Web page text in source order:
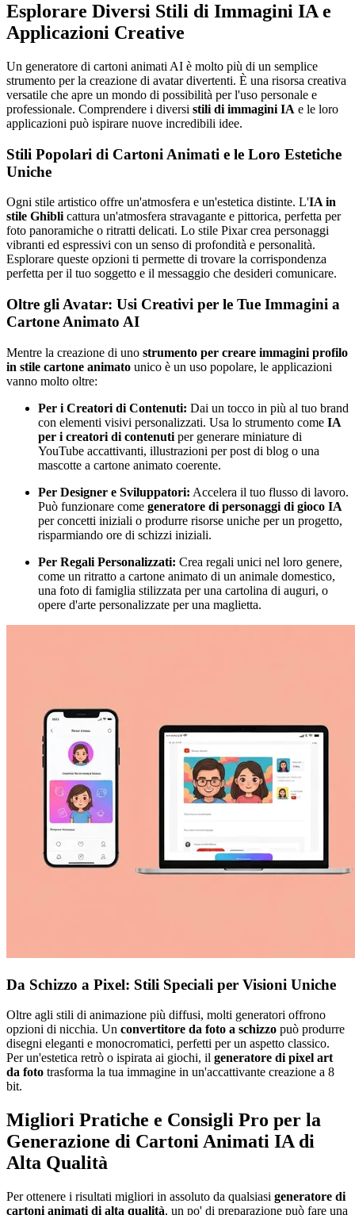
Esplorare Diversi Stili di Immagini IA e
Applicazioni Creative
Un generatore di cartoni animati AI è molto più di un semplice
strumento per la creazione di avatar divertenti. È una risorsa creativa
versatile che apre un mondo di possibilità per l'uso personale e
professionale. Comprendere i diversi stili di immagini IA e le loro
applicazioni può ispirare nuove incredibili idee.
Stili Popolari di Cartoni Animati e le Loro Estetiche
Uniche
Ogni stile artistico offre un'atmosfera e un'estetica distinte. L'IA in
stile Ghibli cattura un'atmosfera stravagante e pittorica, perfetta per
foto panoramiche o ritratti delicati. Lo stile Pixar crea personaggi
vibranti ed espressivi con un senso di profondità e personalità.
Esplorare queste opzioni ti permette di trovare la corrispondenza
perfetta per il tuo soggetto e il messaggio che desideri comunicare.
Oltre gli Avatar: Usi Creativi per le Tue Immagini a
Cartone Animato AI
Mentre la creazione di uno strumento per creare immagini profilo
in stile cartone animato unico è un uso popolare, le applicazioni
vanno molto oltre:
Per i Creatori di Contenuti: Dai un tocco in più al tuo brand
con elementi visivi personalizzati. Usa lo strumento come IA
per i creatori di contenuti per generare miniature di
YouTube accattivanti, illustrazioni per post di blog o una
mascotte a cartone animato coerente.
Per Designer e Sviluppatori: Accelera il tuo flusso di lavoro.
Può funzionare come generatore di personaggi di gioco IA
per concetti iniziali o produrre risorse uniche per un progetto,
risparmiando ore di schizzi iniziali.
Per Regali Personalizzati: Crea regali unici nel loro genere,
come un ritratto a cartone animato di un animale domestico,
una foto di famiglia stilizzata per una cartolina di auguri, o
opere d'arte personalizzate per una maglietta.
Da Schizzo a Pixel: Stili Speciali per Visioni Uniche
Oltre agli stili di animazione più diffusi, molti generatori offrono
opzioni di nicchia. Un convertitore da foto a schizzo può produrre
disegni eleganti e monocromatici, perfetti per un aspetto classico.
Per un'estetica retrò o ispirata ai giochi, il generatore di pixel art
da foto trasforma la tua immagine in un'accattivante creazione a 8
bit.
Migliori Pratiche e Consigli Pro per la
Generazione di Cartoni Animati IA di
Alta Qualità
Per ottenere i risultati migliori in assoluto da qualsiasi generatore di
cartoni animati di alta qualità, un po' di preparazione può fare una